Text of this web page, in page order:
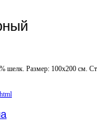
шелк. Размер: 100х200 см.